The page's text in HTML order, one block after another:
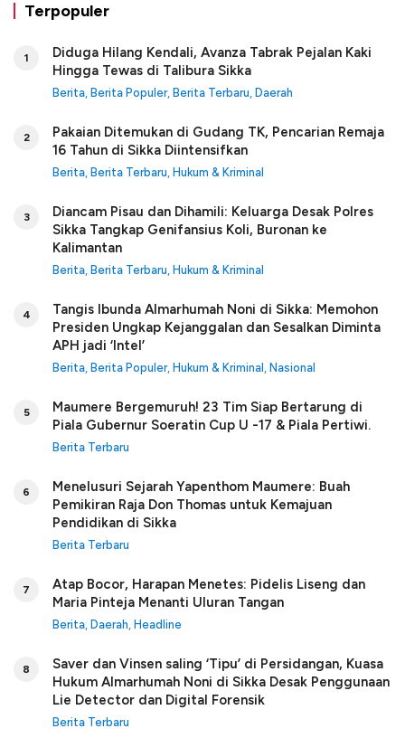
Terpopuler
1
Diduga Hilang Kendali, Avanza Tabrak Pejalan Kaki
Hingga Tewas di Talibura Sikka
Berita, Berita Populer, Berita Terbaru, Daerah
2
Pakaian Ditemukan di Gudang TK, Pencarian Remaja
16 Tahun di Sikka Diintensifkan
Berita, Berita Terbaru, Hukum & Kriminal
3
Diancam Pisau dan Dihamili: Keluarga Desak Polres
Sikka Tangkap Genifansius Koli, Buronan ke
Kalimantan
Berita, Berita Terbaru, Hukum & Kriminal
4
Tangis Ibunda Almarhumah Noni di Sikka: Memohon
Presiden Ungkap Kejanggalan dan Sesalkan Diminta
APH jadi ‘Intel’
Berita, Berita Populer, Hukum & Kriminal , Nasional
5
Maumere Bergemuruh! 23 Tim Siap Bertarung di
Piala Gubernur Soeratin Cup U -17 & Piala Pertiwi.
Berita Terbaru
6
Menelusuri Sejarah Yapenthom Maumere: Buah
Pemikiran Raja Don Thomas untuk Kemajuan
Pendidikan di Sikka
Berita Terbaru
7
Atap Bocor, Harapan Menetes: Pidelis Liseng dan
Maria Pinteja Menanti Uluran Tangan
Berita, Daerah, Headline
8
Saver dan Vinsen saling ‘Tipu’ di Persidangan, Kuasa
Hukum Almarhumah Noni di Sikka Desak Penggunaan
Lie Detector dan Digital Forensik
Berita Terbaru